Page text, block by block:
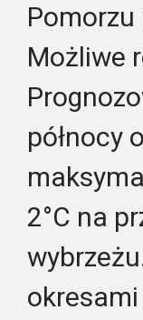
Możliwe
północy
2°C na